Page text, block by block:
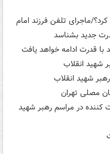
ماجرای تلفن فرزند امام
جدید بشناسد
قدرت ادامه خواهد یافت
شهید انقلاب
شهید انقلاب
مصلی تهران
کننده در مراسم رهبر شهید